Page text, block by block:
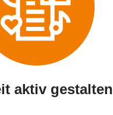
aktiv gestalten